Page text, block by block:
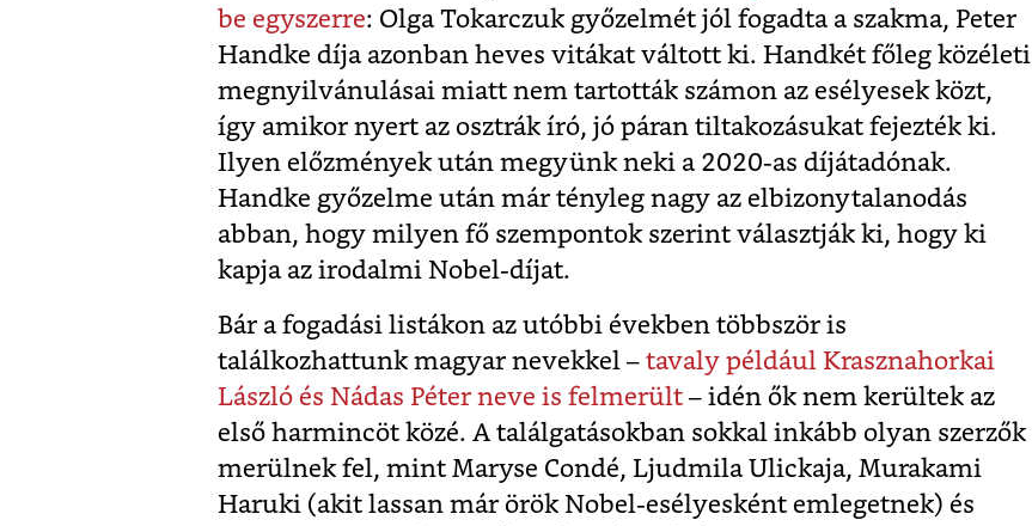
be egyszerre: Olga Tokarczuk győzelmét jól fogadta a szakma, Peter
Handke díja azonban heves vitákat váltott ki. Handkét főleg közéleti
megnyilvánulásai miatt nem tartották számon az esélyesek közt,
így amikor nyert az osztrák író, jó páran tiltakozásukat fejezték ki.
Ilyen előzmények után megyünk neki a 2020-as díjátadónak.
Handke győzelme után már tényleg nagy az elbizonytalanodás
abban, hogy milyen fő szempontok szerint választják ki, hogy ki
kapja az irodalmi Nobel-díjat.
Bár a fogadási listákon az utóbbi években többször is
találkozhattunk magyar nevekkel – tavaly például Krasznahorkai
László és Nádas Péter neve is felmerült – idén ők nem kerültek az
első harmincöt közé. A találgatásokban sokkal inkább olyan szerzők
merülnek fel, mint Maryse Condé, Ljudmila Ulickaja, Murakami
Haruki (akit lassan már örök Nobel-esélyesként emlegetnek) és